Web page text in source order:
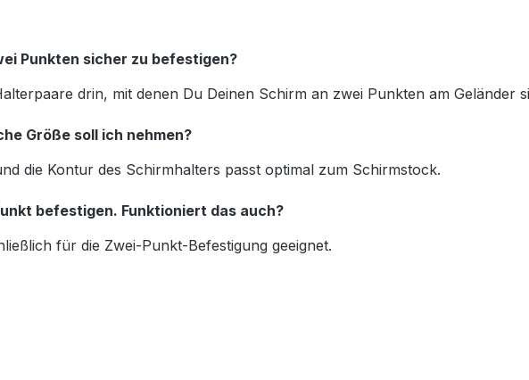
Punkten sicher zu befestigen?
drin, mit denen Du Deinen Schirm an zwei Punkten am Geländer
Größe soll ich nehmen?
die Kontur des Schirmhalters passt optimal zum Schirmstock.
befestigen. Funktioniert das auch?
für die Zwei-Punkt-Befestigung geeignet.